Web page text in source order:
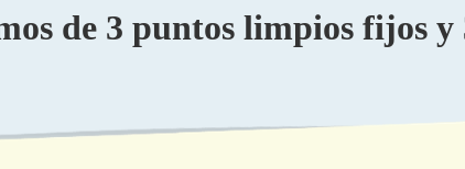
de 3 puntos limpios fijos